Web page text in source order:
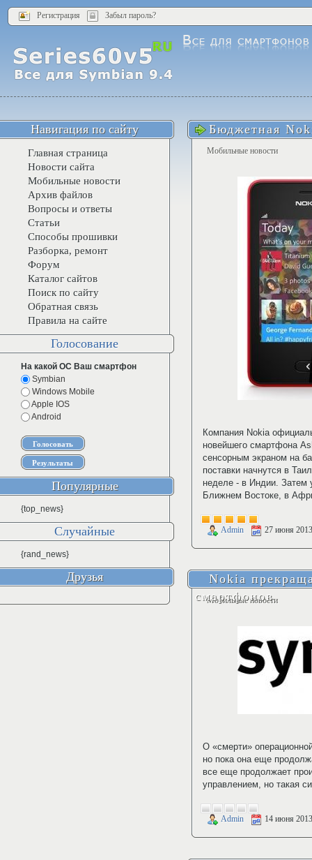
Регистрация Забыл пароль?
Бюджетная
Мобильные новости
Компания Nokia
новейшего смартфона
сенсорным экраном на
поставки начнутся в
неделе - в Индии. Затем
Ближнем Востоке, в
Admin 27 июня 2013
Nokia
смартфонов
Мобильные новости
О «смерти»
но пока она еще
все еще продолжает
управлением, но такая
Admin 14 июня 2013
Навигация по сайту
Главная страница
Новости сайта
Мобильные новости
Архив файлов
Вопросы и ответы
Статьи
Способы прошивки
Разборка, ремонт
Форум
Каталог сайтов
Поиск по сайту
Обратная связь
Правила на сайте
Голосование
На какой ОС Ваш смартфон
Symbian
Windows Mobile
Apple IOS
Android
Популярные
{top_news}
Случайные
{rand_news}
Друзья